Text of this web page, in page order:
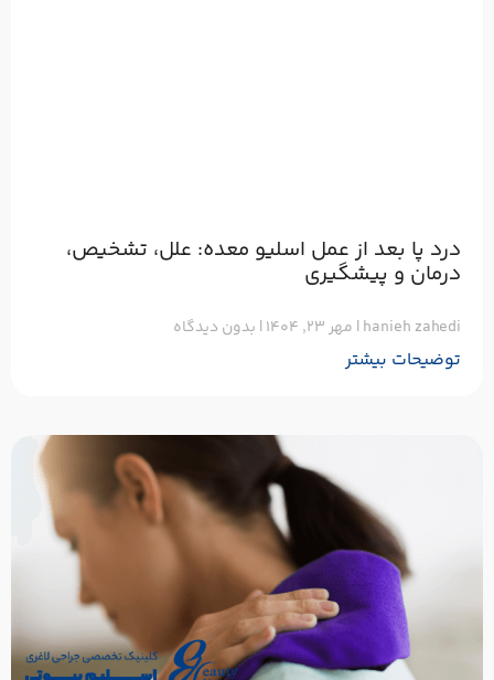
درد پا بعد از عمل اسلیو معده: علل، تشخیص،
درمان و پیشگیری
hanieh zahedi مهر ۲۳, ۱۴۰۴ بدون دیدگاه
توضیحات بیشتر